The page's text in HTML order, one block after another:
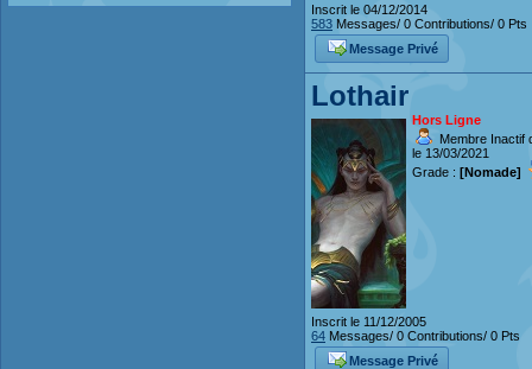
Inscrit le 04/12/2014
583 Messages/ 0 Contributions/ 0 Pts
Message Privé
Lothair
Hors Ligne
Membre Inactif
le 13/03/2021
Grade : [Nomade]
Inscrit le 11/12/2005
64 Messages/ 0 Contributions/ 0 Pts
Message Privé